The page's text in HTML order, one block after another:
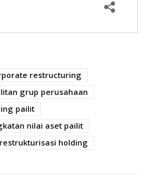
restructuring
grup perusahaan
pailit
nilai aset pailit
restrukturisasi holding